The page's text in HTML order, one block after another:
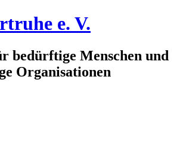
e. V.
bedürftige Menschen und
Organisationen